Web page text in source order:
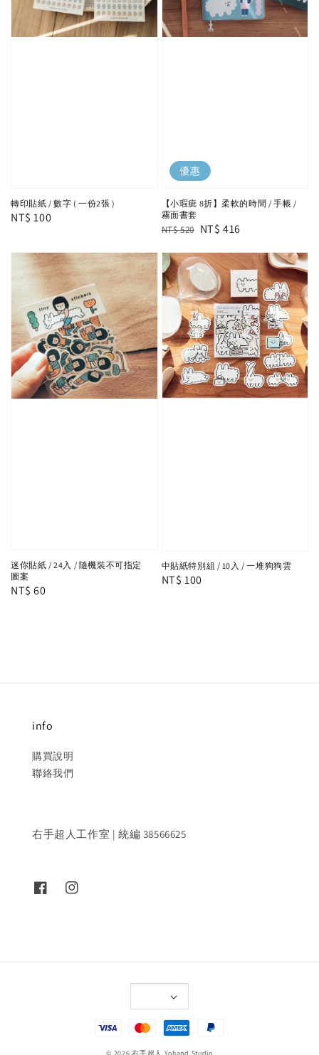
轉印貼紙 / 數字 ( 一份2張 )
Regular
NT$ 100
優惠
【小瑕疵 8折】柔軟的時間 / 手帳 /
霧面書套
Regular
NT$ 520 Sale
NT$ 416
迷你貼紙 / 24入 / 隨機裝不可指定
圖案
Regular
NT$ 60
中貼紙特別組 / 10入 / 一堆狗狗雲
Regular
NT$ 100
info
購買說明
聯絡我們
右手超人工作室 | 統編 38566625